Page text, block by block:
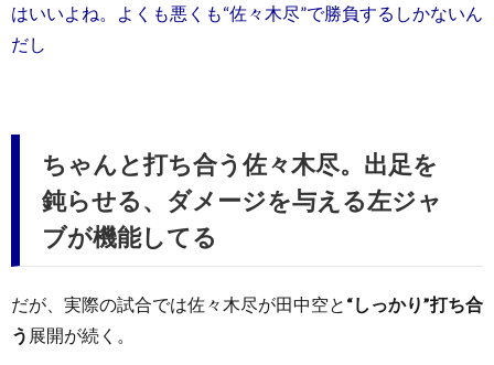
はいいよね。よくも悪くも“佐々木尽”で勝負するしかないん
だし
ちゃんと打ち合う佐々木尽。出足を
鈍らせる、ダメージを与える左ジャ
ブが機能してる
だが、実際の試合では佐々木尽が田中空と “しっかり”打ち合
う 展開が続く。